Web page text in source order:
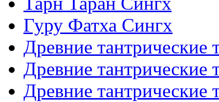
Гуру Фатха Сингх
Древние тантрические
Древние тантрические
Древние тантрические